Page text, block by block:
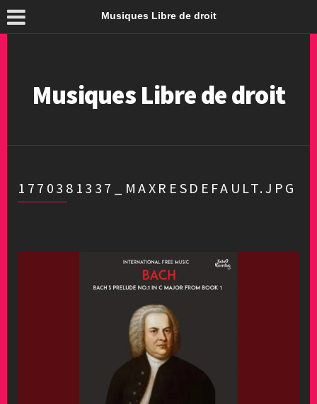
Musiques Libre de droit
Musiques Libre de droit
1770381337_MAXRESDEFAULT.JPG